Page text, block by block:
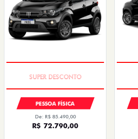
PESSOA FÍSICA
De: R$ 85.490,00
R$ 72.790,00